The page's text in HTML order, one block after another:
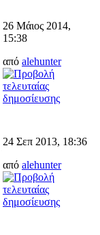
26 Μάιος 2014,
15:38
από alehunter
24 Σεπ 2013, 18:36
από alehunter